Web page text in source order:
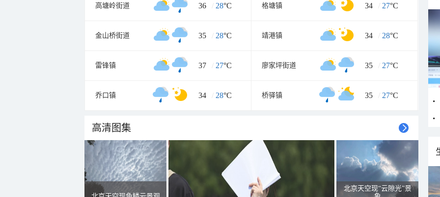
高塘岭街道 36 / 28°C 格塘镇 34 / 27°C
金山桥街道 35 / 28°C 靖港镇 34 / 28°C
雷锋镇 37 / 27°C 廖家坪街道 35 / 27°C
乔口镇 34 / 28°C 桥驿镇 35 / 27°C
高清图集
北京天空现“云隙光”景